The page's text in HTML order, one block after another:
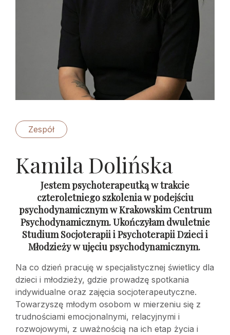
Zespół
Kamila Dolińska
Jestem psychoterapeutką w trakcie
czteroletniego szkolenia w podejściu
psychodynamicznym w Krakowskim Centrum
Psychodynamicznym. Ukończyłam dwuletnie
Studium Socjoterapii i Psychoterapii Dzieci i
Młodzieży w ujęciu psychodynamicznym.
Na co dzień pracuję w specjalistycznej świetlicy dla
dzieci i młodzieży, gdzie prowadzę spotkania
indywidualne oraz zajęcia socjoterapeutyczne.
Towarzyszę młodym osobom w mierzeniu się z
trudnościami emocjonalnymi, relacyjnymi i
rozwojowymi, z uważnością na ich etap życia i